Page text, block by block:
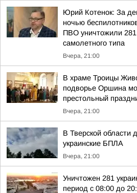
Юрий Котенок: За
ночью
ПВО уничтожили
самолетного типа
Вчера, 21:00
В храме Троицы
подворье Оршина
престольный
Вчера, 21:00
В Тверской области
украинские БПЛА
Вчера, 21:00
Уничтожен 281
период с 08:00 до